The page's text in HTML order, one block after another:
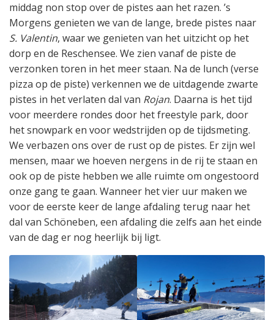
middag non stop over de pistes aan het razen. ’s
Morgens genieten we van de lange, brede pistes naar
S. Valentin, waar we genieten van het uitzicht op het
dorp en de Reschensee. We zien vanaf de piste de
verzonken toren in het meer staan. Na de lunch (verse
pizza op de piste) verkennen we de uitdagende zwarte
pistes in het verlaten dal van Rojan. Daarna is het tijd
voor meerdere rondes door het freestyle park, door
het snowpark en voor wedstrijden op de tijdsmeting.
We verbazen ons over de rust op de pistes. Er zijn wel
mensen, maar we hoeven nergens in de rij te staan en
ook op de piste hebben we alle ruimte om ongestoord
onze gang te gaan. Wanneer het vier uur maken we
voor de eerste keer de lange afdaling terug naar het
dal van Schöneben, een afdaling die zelfs aan het einde
van de dag er nog heerlijk bij ligt.